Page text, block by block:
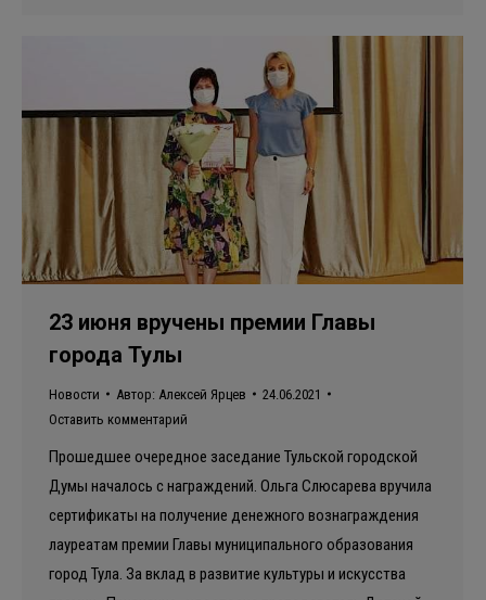
23 июня вручены премии Главы
города Тулы
Новости Автор: Алексей Ярцев
24.06.2021
Оставить комментарий
Прошедшее очередное заседание Тульской городской
Думы началось с награждений. Ольга Слюсарева вручила
сертификаты на получение денежного вознаграждения
лауреатам премии Главы муниципального образования
город Тула. За вклад в развитие культуры и искусства